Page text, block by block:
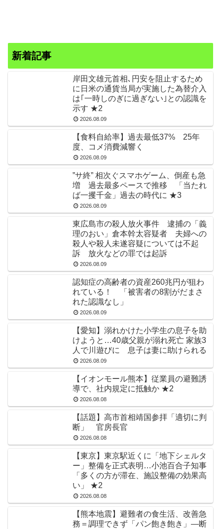
新着記事
岸田文雄元首相､円安を阻止するため
に日米の通貨当局が実施した為替介入
は｢一時しのぎに過ぎない｣との認識を
示す ★2
2026.08.09
【食料自給率】過去最低37% 25年
度、コメ消費減響く
2026.08.09
”サ終” 相次ぐスマホゲーム、倒産も急
増 過去最多ペースで推移 「当たれ
ば一攫千金」過去の時代に ★3
2026.08.09
東広島市の殺人放火事件 逮捕の「義
理のおい」倉本幹太容疑者 夫婦への
殺人や殺人未遂容疑については不起
訴 放火などの罪では起訴
2026.08.09
認知症の高齢者の資産260兆円が狙わ
れている！ 「被害者の8割がだまさ
れた認識なし」
2026.08.09
【愛知】溺れかけた小学生の息子を助
けようと…40歳父親が溺れ死亡 家族3
人で川遊びに 息子は妻に助けられる
2026.08.09
【イオンモール熊本】従業員の避難誘
導で、社内規定に抵触か ★2
2026.08.08
【話題】高市首相靖国参拝「適切に判
断」 官房長官
2026.08.08
【東京】東京駅近くに「地下シェルタ
ー」整備を正式表明…小池百合子知事
「多くの方が滞在、施設整備の効果高
い」 ★2
2026.08.08
【熊本地震】避難者の食生活、改善急
務＝調理できず「パン飽き飽き」―断